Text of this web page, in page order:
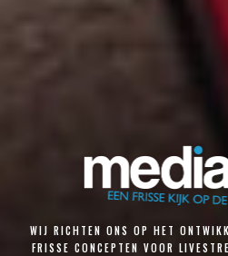
WIJ RICHTEN ONS OP HET
FRISSE CONCEPTEN VOOR